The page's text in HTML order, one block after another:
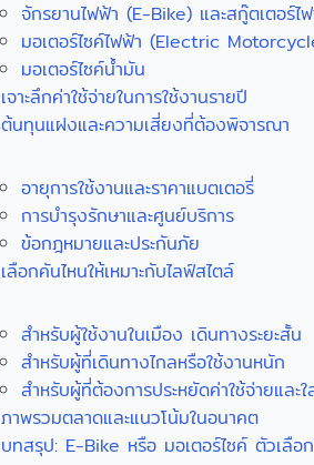
จักรยานไฟฟ้า (E-Bike) และสกู๊ตเตอร์ไ
มอเตอร์ไซค์ไฟฟ้า (Electric
มอเตอร์ไซค์น้ำมัน
เจาะลึกค่าใช้จ่ายในการใช้งานรายปี
ต้นทุนแฝงและความเสี่ยงที่ต้องพิจารณา
อายุการใช้งานและราคาแบตเตอรี่
การบำรุงรักษาและศูนย์บริการ
ข้อกฎหมายและประกันภัย
เลือกคันไหนให้เหมาะกับไลฟ์สไตล์
สำหรับผู้ใช้งานในเมือง เดินทางระยะสั้น
สำหรับผู้ที่เดินทางไกลหรือใช้งานหนัก
สำหรับผู้ที่ต้องการประหยัดค่าใช้จ่ายและ
ภาพรวมตลาดและแนวโน้มในอนาคต
บทสรุป: E-Bike หรือ มอเตอร์ไซค์ ตัวเลือ